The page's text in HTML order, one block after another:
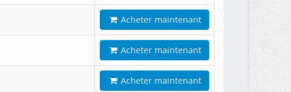
Acheter maintenant
Acheter maintenant
Acheter maintenant